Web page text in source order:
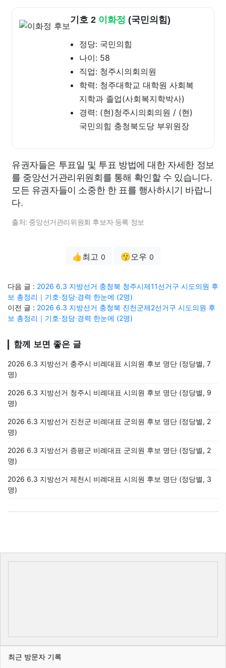
기호 2 이화정 (국민의힘)
정당: 국민의힘
나이: 58
직업: 청주시의회의원
학력: 청주대학교 대학원 사회복
지학과 졸업(사회복지학박사)
경력: (현)청주시의회의원 / (현)
국민의힘 충청북도당 부위원장
유권자들은 투표일 및 투표 방법에 대한 자세한 정보
를 중앙선거관리위원회를 통해 확인할 수 있습니다.
모든 유권자들이 소중한 한 표를 행사하시기 바랍니
다.
출처: 중앙선거관리위원회 후보자 등록 정보
👍최고 0 😗오우 0
다음 글 : 2026 6.3 지방선거 충청북 청주시제11선거구 시도의원 후
보 총정리｜기호·정당·경력 한눈에 (2명)
이전 글 : 2026 6.3 지방선거 충청북 진천군제2선거구 시도의원 후
보 총정리｜기호·정당·경력 한눈에 (2명)
함께 보면 좋은 글
2026 6.3 지방선거 충주시 비례대표 시의원 후보 명단 (정당별, 7
명)
2026 6.3 지방선거 청주시 비례대표 시의원 후보 명단 (정당별, 9
명)
2026 6.3 지방선거 진천군 비례대표 군의원 후보 명단 (정당별, 2
명)
2026 6.3 지방선거 증평군 비례대표 군의원 후보 명단 (정당별, 2
명)
2026 6.3 지방선거 제천시 비례대표 시의원 후보 명단 (정당별, 3
명)
최근 방문자 기록